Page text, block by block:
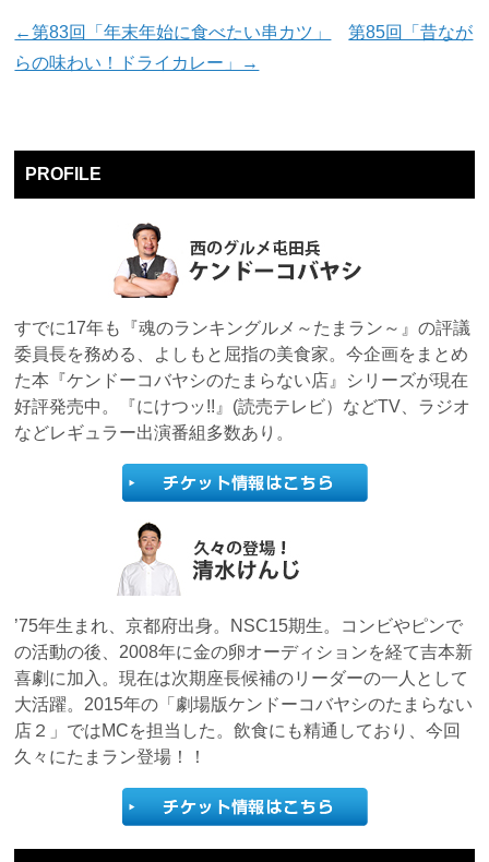
←第83回「年末年始に食べたい串カツ」
第85回「昔なが
らの味わい！ドライカレー」→
PROFILE
すでに17年も『魂のランキングルメ～たまラン～』の評議
委員長を務める、よしもと屈指の美食家。今企画をまとめ
た本『ケンドーコバヤシのたまらない店』シリーズが現在
好評発売中。『にけつッ!!』(読売テレビ）などTV、ラジオ
などレギュラー出演番組多数あり。
’75年生まれ、京都府出身。NSC15期生。コンビやピンで
の活動の後、2008年に金の卵オーディションを経て吉本新
喜劇に加入。現在は次期座長候補のリーダーの一人として
大活躍。2015年の「劇場版ケンドーコバヤシのたまらない
店２」ではMCを担当した。飲食にも精通しており、今回
久々にたまラン登場！！